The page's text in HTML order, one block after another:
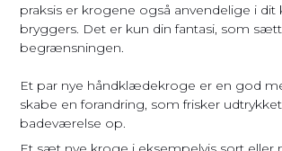
praksis er krogene også anvendelige i
bryggers. Det er kun din fantasi, som
begrænsningen.
Et par nye håndklædekroge er en god
skabe en forandring, som frisker
badeværelse op.